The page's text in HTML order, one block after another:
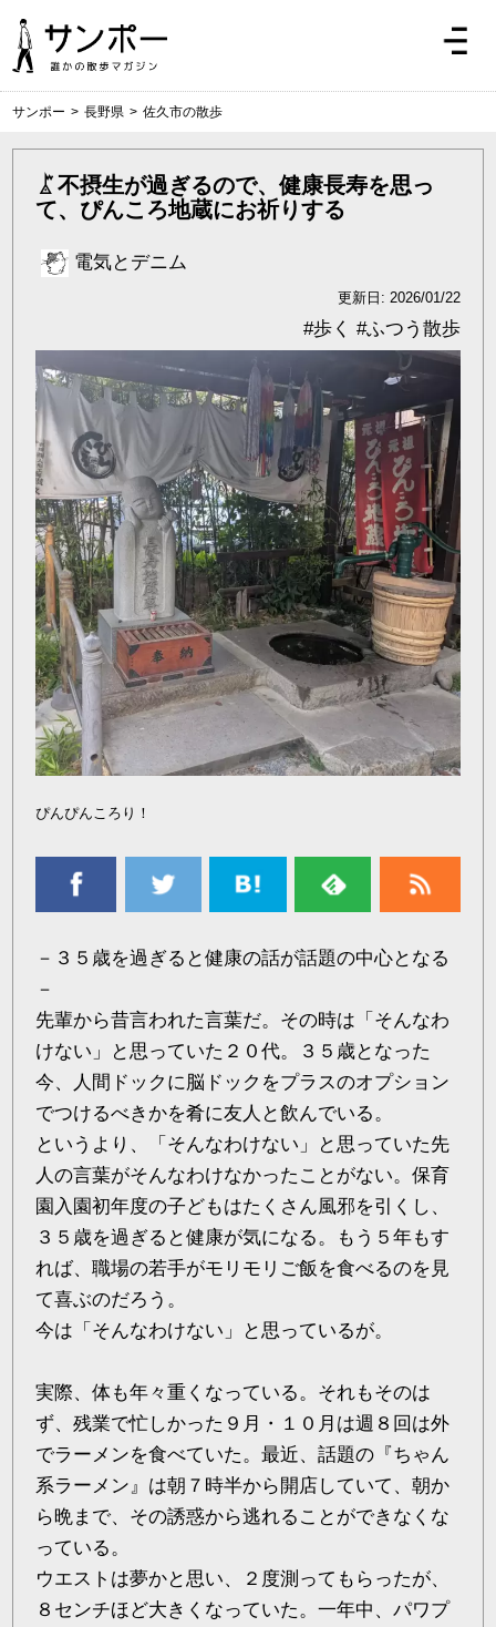
サンポー > 長野県 > 佐久市の散歩
不摂生が過ぎるので、健康長寿を思っ
て、ぴんころ地蔵にお祈りする
電気とデニム
更新日: 2026/01/22
#ふつう散歩
#歩く
ぴんぴんころり！
－３５歳を過ぎると健康の話が話題の中心となる
－
先輩から昔言われた言葉だ。その時は「そんなわ
けない」と思っていた２０代。３５歳となった
今、人間ドックに脳ドックをプラスのオプション
でつけるべきかを肴に友人と飲んでいる。
というより、「そんなわけない」と思っていた先
人の言葉がそんなわけなかったことがない。保育
園入園初年度の子どもはたくさん風邪を引くし、
３５歳を過ぎると健康が気になる。もう５年もす
れば、職場の若手がモリモリご飯を食べるのを見
て喜ぶのだろう。
今は「そんなわけない」と思っているが。
実際、体も年々重くなっている。それもそのは
ず、残業で忙しかった９月・１０月は週８回は外
でラーメンを食べていた。最近、話題の『ちゃん
系ラーメン』は朝７時半から開店していて、朝か
ら晩まで、その誘惑から逃れることができなくな
っている。
ウエストは夢かと思い、２度測ってもらったが、
８センチほど大きくなっていた。一年中、パワプ